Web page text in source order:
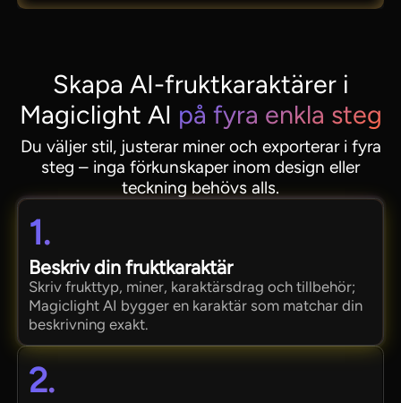
Skapa AI-fruktkaraktärer i
Magiclight AI på fyra enkla steg
Du väljer stil, justerar miner och exporterar i fyra
steg – inga förkunskaper inom design eller
teckning behövs alls.
1.
Beskriv din fruktkaraktär
Skriv frukttyp, miner, karaktärsdrag och tillbehör;
Magiclight AI bygger en karaktär som matchar din
beskrivning exakt.
2.